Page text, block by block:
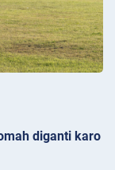
diganti karo